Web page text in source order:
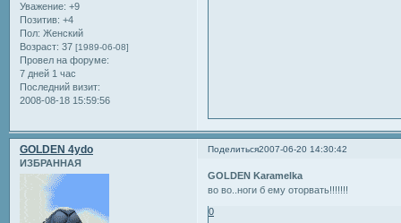
Уважение: +9
Позитив: +4
Пол: Женский
Возраст: 37 [1989-06-08]
Провел на форуме:
7 дней 1 час
Последний визит:
2008-08-18 15:59:56
Поделиться2007-06-20 14:30:42
GOLDEN 4ydo
ИЗБРАННАЯ
GOLDEN Karamelka
во во..ноги б ему оторвать!!!!!!!
0